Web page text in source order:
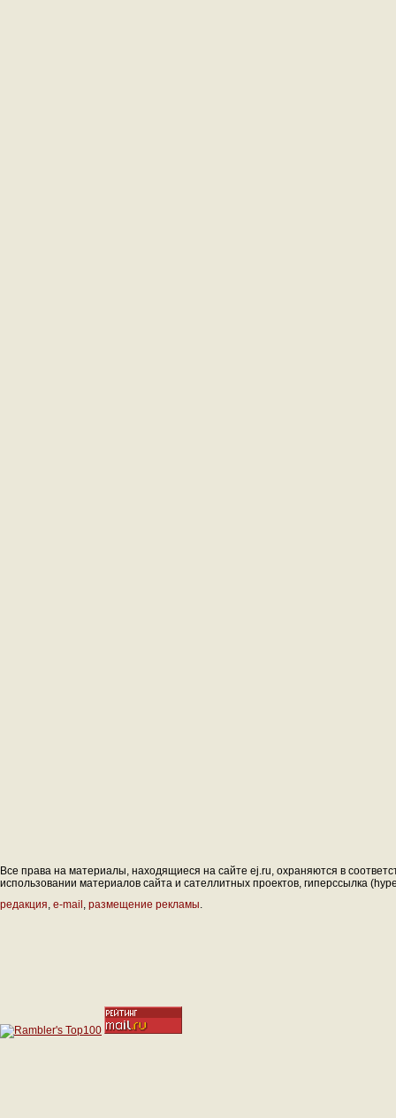
Все права на материалы, находящиеся на сайте ej.ru, охраняются в
использовании материалов сайта и сателлитных проектов, гиперссылка
редакция, e-mail , размещение рекламы.